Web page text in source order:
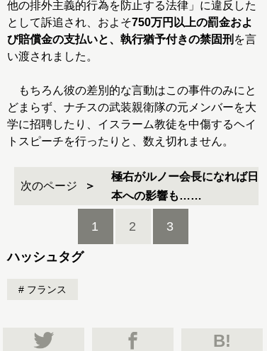
他の排外主義的行為を防止する法律」に違反した
として訴追され、およそ750万円以上の罰金およ
び賠償金の支払いと、執行猶予付きの禁固刑 を言
い渡されました。
もちろん彼の差別的な言動はこの事件のみにと
どまらず、ナチスの武装親衛隊の元メンバーを大
学に招聘したり、イスラーム教徒を中傷するヘイ
トスピーチを行ったりと、数え切れません。
次のページ
極右がルノー会長になれば日
本への影響も……
1 2 3
ハッシュタグ
フランス
B!